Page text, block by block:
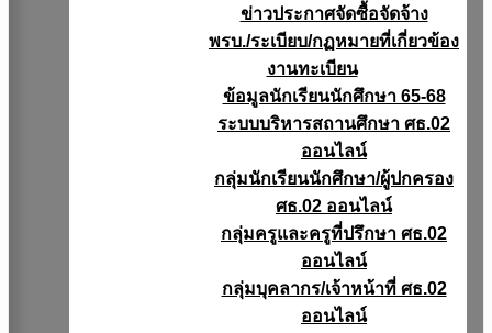
ข่าวประกาศจัดซื้อจัดจ้าง
พรบ./ระเบียบ/กฏหมายที่เกี่ยวข้อง
งานทะเบียน
ข้อมูลนักเรียนนักศึกษา 65-68
ระบบบริหารสถานศึกษา ศธ.02
ออนไลน์
กลุ่มนักเรียนนักศึกษา/ผู้ปกครอง
ศธ.02 ออนไลน์
กลุ่มครูและครูที่ปรึกษา ศธ.02
ออนไลน์
กลุ่มบุคลากร/เจ้าหน้าที่ ศธ.02
ออนไลน์